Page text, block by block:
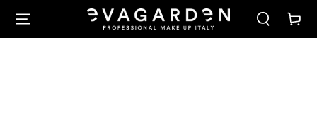
CONTENUTO
Carello
PASSA ALLE